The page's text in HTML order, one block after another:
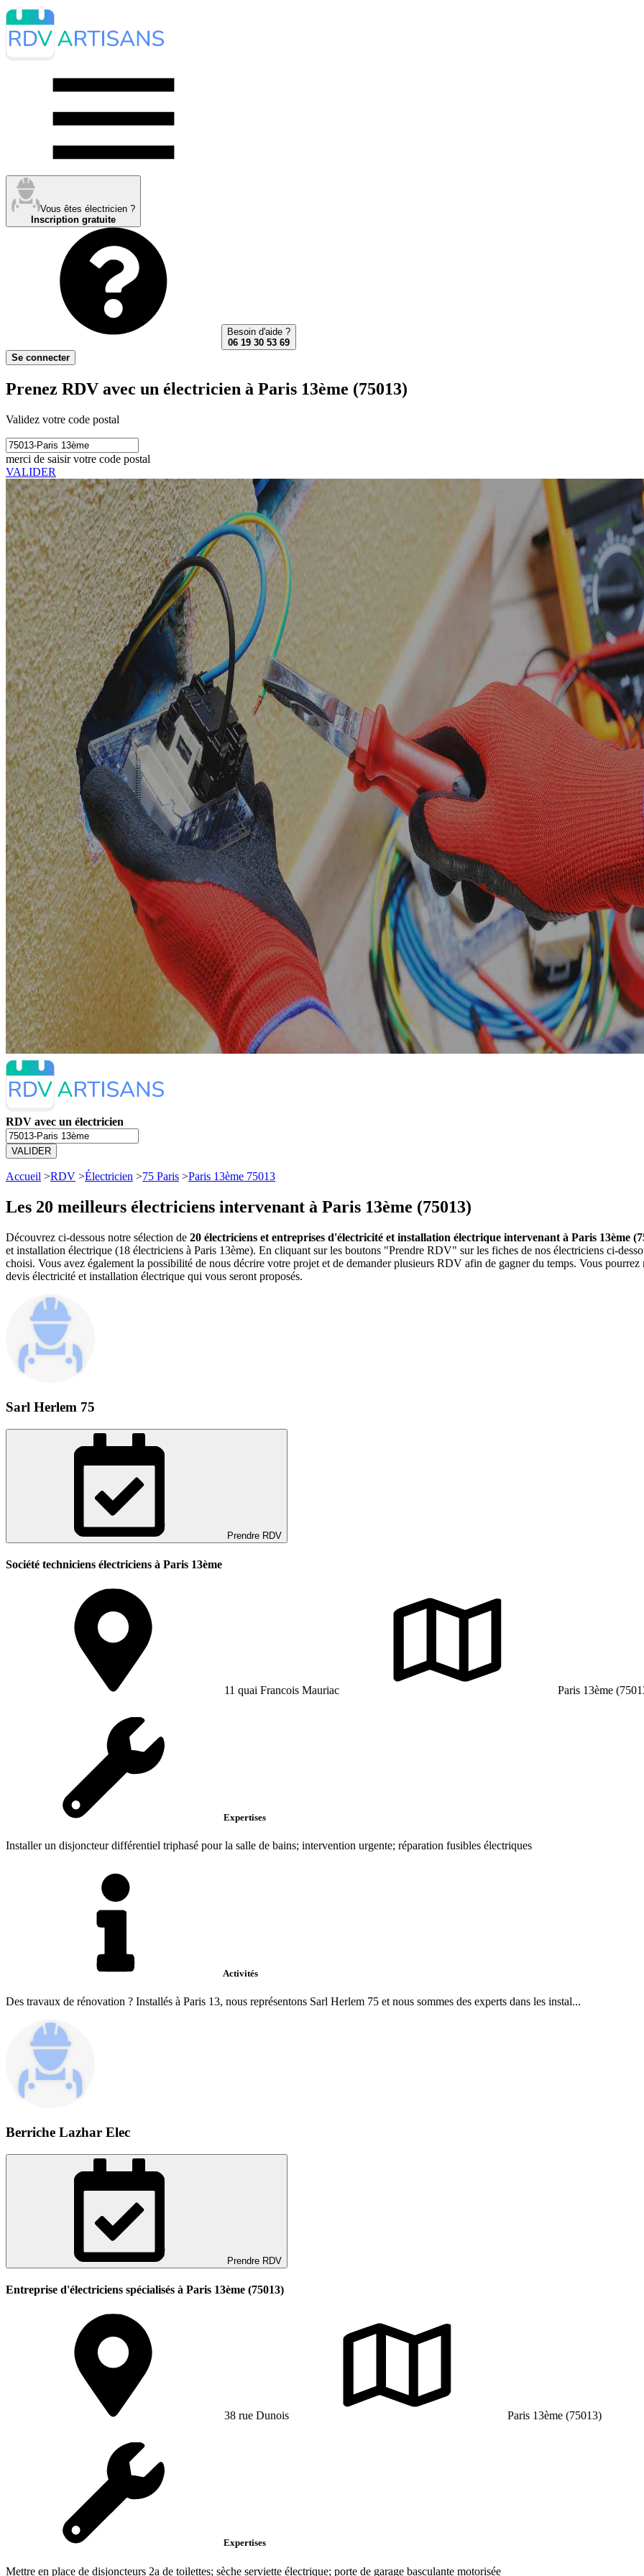
Vous êtes électricien ?
Inscription gratuite
Besoin d'aide ?
06 19 30 53 69
Se connecter
Prenez RDV avec un électricien à Paris 13ème (75013)
Validez votre code postal
merci de saisir votre code postal
VALIDER
RDV avec un électricien
VALIDER
Accueil >RDV >Électricien >75 Paris >Paris 13ème 75013
Les 20 meilleurs électriciens intervenant à Paris 13ème (75013)
Découvrez ci-dessous notre sélection de 20 électriciens et entreprises d'électricité et installation électrique intervenant à Paris 13ème
et installation électrique (18 électriciens à Paris 13ème). En cliquant sur les boutons "Prendre RDV" sur les fiches de nos électriciens ci-
choisi. Vous avez également la possibilité de nous décrire votre projet et de demander plusieurs RDV afin de gagner du temps. Vous
devis électricité et installation électrique qui vous seront proposés.
Sarl Herlem 75
Prendre RDV
Société techniciens électriciens à Paris 13ème
11 quai Francois Mauriac Paris 13ème
Expertises
Installer un disjoncteur différentiel triphasé pour la salle de bains; intervention urgente; réparation fusibles électriques
Activités
Des travaux de rénovation ? Installés à Paris 13, nous représentons Sarl Herlem 75 et nous sommes des experts dans les instal...
Berriche Lazhar Elec
Prendre RDV
Entreprise d'électriciens spécialisés à Paris 13ème (75013)
38 rue Dunois Paris 13ème (75013)
Expertises
Mettre en place de disjoncteurs 2a de toilettes; sèche serviette électrique; porte de garage basculante motorisée